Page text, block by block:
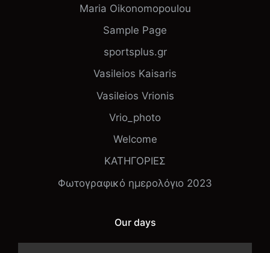
Maria Oikonomopoulou
Sample Page
sportsplus.gr
Vasileios Kaisaris
Vasileios Vrionis
Vrio_photo
Welcome
ΚΑΤΗΓΟΡΙΕΣ
Φωτογραφικό ημερολόγιο 2023
Our days